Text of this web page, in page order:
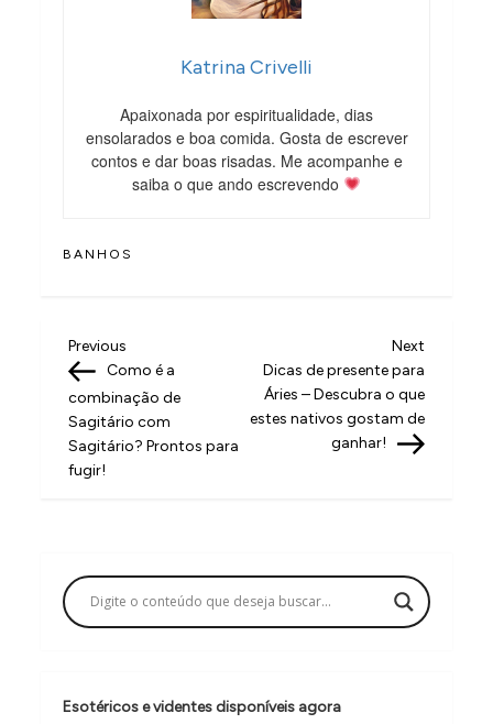
Katrina Crivelli
Apaixonada por espiritualidade, dias
ensolarados e boa comida. Gosta de escrever
contos e dar boas risadas. Me acompanhe e
saiba o que ando escrevendo
BANHOS
N
a
v
e
ç
ã
o
Previous
Post
Previous
Como é a
combinação de
Sagitário com
Sagitário? Prontos para
fugir!
Next
Post
Next
Dicas de presente para
Áries – Descubra o que
estes nativos gostam de
ganhar!
Esotéricos e videntes disponíveis agora